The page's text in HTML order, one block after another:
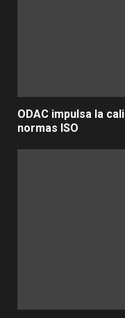
ODAC impulsa la
normas ISO